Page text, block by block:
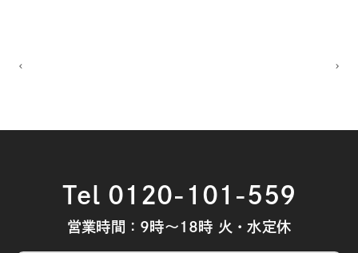
Tel 0120-101-559
営業時間：9時～18時 火・水定休